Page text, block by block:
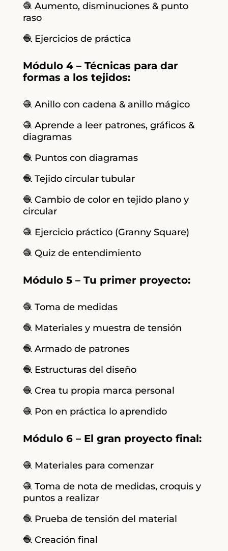
🧶 Aumento, disminuciones & punto
raso
🧶 Ejercicios de práctica
Módulo 4 – Técnicas para dar
formas a los tejidos:
🧶 Anillo con cadena & anillo mágico
🧶 Aprende a leer patrones, gráficos &
diagramas
🧶 Puntos con diagramas
🧶 Tejido circular tubular
🧶 Cambio de color en tejido plano y
circular
🧶 Ejercicio práctico (Granny Square)
🧶 Quiz de entendimiento
Módulo 5 – Tu primer proyecto:
🧶 Toma de medidas
🧶 Materiales y muestra de tensión
🧶 Armado de patrones
🧶 Estructuras del diseño
🧶 Crea tu propia marca personal
🧶 Pon en práctica lo aprendido
Módulo 6 – El gran proyecto final:
🧶 Materiales para comenzar
🧶 Toma de nota de medidas, croquis y
puntos a realizar
🧶 Prueba de tensión del material
🧶 Creación final